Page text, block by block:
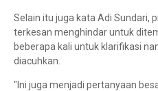
Selain itu juga kata Adi Sundari,
terkesan menghindar untuk
beberapa kali untuk klarifikasi
diacuhkan.
"Ini juga menjadi pertanyaan